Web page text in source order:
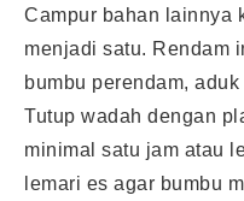
Campur bahan lainnya
menjadi satu. Rendam
bumbu perendam,
Tutup wadah dengan
minimal satu jam atau
lemari es agar bumbu